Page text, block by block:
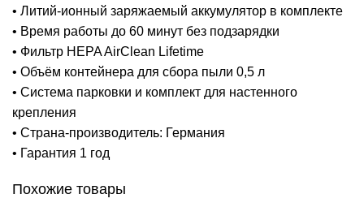
• Литий-ионный заряжаемый аккумулятор в комплекте
• Время работы до 60 минут без подзарядки
• Фильтр HEPA AirClean Lifetime
• Объём контейнера для сбора пыли 0,5 л
• Система парковки и комплект для настенного
крепления
• Страна-производитель: Германия
• Гарантия 1 год
Похожие товары